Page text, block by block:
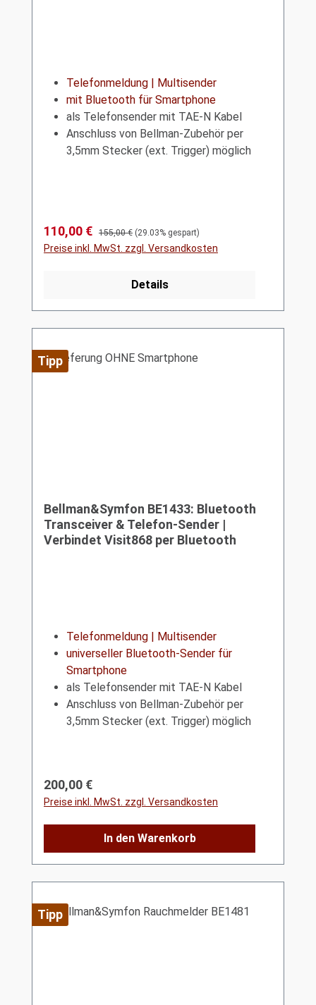
Telefonmeldung | Multisender
mit Bluetooth für Smartphone
als Telefonsender mit TAE-N Kabel
Anschluss von Bellman-Zubehör per
3,5mm Stecker (ext. Trigger) möglich
Verkaufspreis:
110,00 € Regulärer Preis:
155,00 € (29.03% gespart)
Preise inkl. MwSt. zzgl. Versandkosten
Details
Tipp
Bellman&Symfon BE1433: Bluetooth
Transceiver & Telefon-Sender |
Verbindet Visit868 per Bluetooth
Telefonmeldung | Multisender
universeller Bluetooth-Sender für
Smartphone
als Telefonsender mit TAE-N Kabel
Anschluss von Bellman-Zubehör per
3,5mm Stecker (ext. Trigger) möglich
Regulärer Preis:
200,00 €
Preise inkl. MwSt. zzgl. Versandkosten
In den Warenkorb
Tipp